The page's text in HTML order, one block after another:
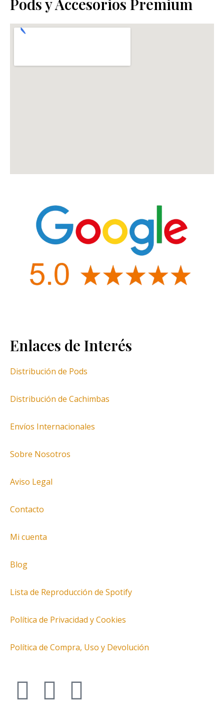
Enlaces de Interés
Distribución de Pods
Distribución de Cachimbas
Envíos Internacionales
Sobre Nosotros
Aviso Legal
Contacto
Mi cuenta
Blog
Lista de Reproducción de Spotify
Política de Privacidad y Cookies
Política de Compra, Uso y Devolución
I T F